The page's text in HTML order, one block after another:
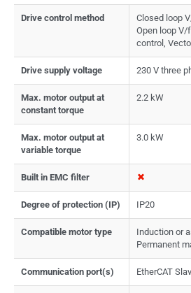
Drive control method
Closed loop
Open loop V/
control,
Drive supply voltage 230 V three
Max. motor output at
constant torque
2.2 kW
Max. motor output at
variable torque
3.0 kW
Built in EMC filter
Degree of protection (IP) IP20
Compatible motor type
Induction or
Permanent
Communication port(s) EtherCAT